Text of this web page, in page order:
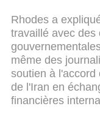
Rhodes a
travaillé avec des
même des
soutien à l'accord
de l'Iran en
financières